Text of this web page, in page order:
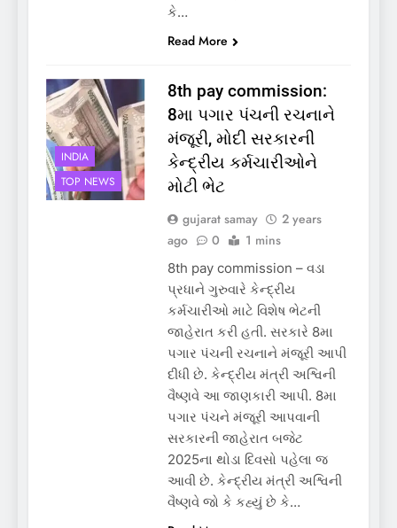
કે…
Read More
INDIA
TOP NEWS
8th pay commission:
8મા પગાર પંચની રચનાને
મંજૂરી, મોદી સરકારની
કેન્દ્રીય કર્મચારીઓને
મોટી ભેટ
gujarat samay
2 years
ago
0 1 mins
8th pay commission – વડા
પ્રધાને ગુરુવારે કેન્દ્રીય
કર્મચારીઓ માટે વિશેષ ભેટની
જાહેરાત કરી હતી. સરકારે 8મા
પગાર પંચની રચનાને મંજૂરી આપી
દીધી છે. કેન્દ્રીય મંત્રી અશ્વિની
વૈષ્ણવે આ જાણકારી આપી. 8મા
પગાર પંચને મંજૂરી આપવાની
સરકારની જાહેરાત બજેટ
2025ના થોડા દિવસો પહેલા જ
આવી છે. કેન્દ્રીય મંત્રી અશ્વિની
વૈષ્ણવે જો કે કહ્યું છે કે…